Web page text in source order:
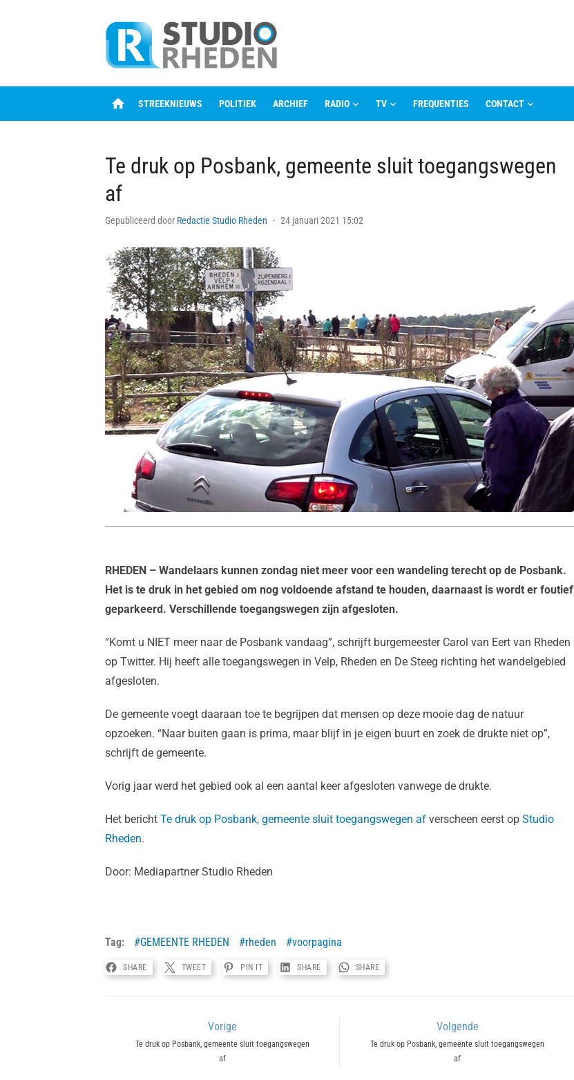
home STREEKNIEUWS POLITIEK ARCHIEF RADIO TV FREQUENTIES CONTACT
Te druk op Posbank, gemeente sluit toegangswegen
af
Gepubliceerd door Redactie Studio Rheden
Posted
24 januari 2021 15:02
RHEDEN – Wandelaars kunnen zondag niet meer voor een wandeling terecht op de Posbank.
Het is te druk in het gebied om nog voldoende afstand te houden, daarnaast is wordt er foutief
geparkeerd. Verschillende toegangswegen zijn afgesloten.
“Komt u NIET meer naar de Posbank vandaag”, schrijft burgemeester Carol van Eert van Rheden
op Twitter. Hij heeft alle toegangswegen in Velp, Rheden en De Steeg richting het wandelgebied
afgesloten.
De gemeente voegt daaraan toe te begrijpen dat mensen op deze mooie dag de natuur
opzoeken. “Naar buiten gaan is prima, maar blijf in je eigen buurt en zoek de drukte niet op”,
schrijft de gemeente.
Vorig jaar werd het gebied ook al een aantal keer afgesloten vanwege de drukte.
Het bericht Te druk op Posbank, gemeente sluit toegangswegen af verscheen eerst op Studio
Rheden.
Door: Mediapartner Studio Rheden
Tag: GEMEENTE RHEDEN rheden voorpagina
SHARE TWEET PIN IT SHARE SHARE
navigatie
Vorige
Previous
Te druk op Posbank, gemeente sluit toegangswegen
af
Volgende
Next
Te druk op Posbank, gemeente sluit toegangswegen
af